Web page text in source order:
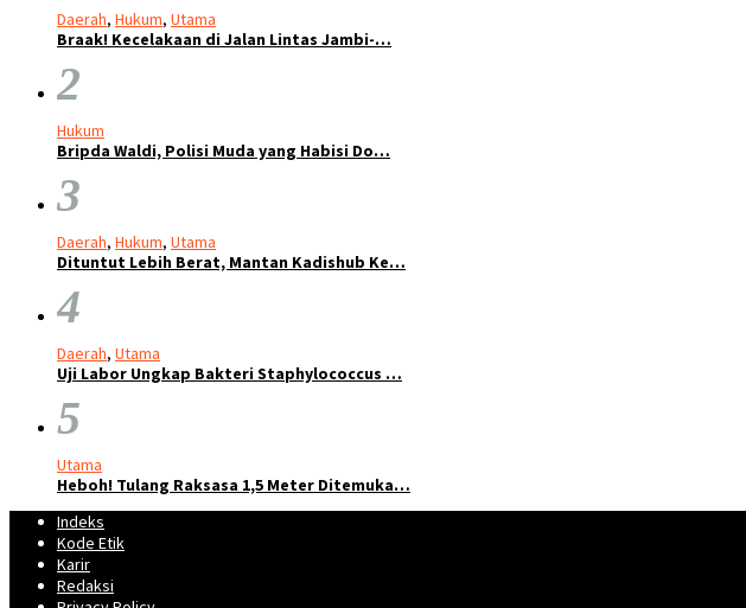
Daerah, Hukum, Utama
Braak! Kecelakaan di Jalan Lintas Jambi-…
2
Hukum
Bripda Waldi, Polisi Muda yang Habisi Do…
3
Daerah, Hukum, Utama
Dituntut Lebih Berat, Mantan Kadishub Ke…
4
Daerah, Utama
Uji Labor Ungkap Bakteri Staphylococcus …
5
Utama
Heboh! Tulang Raksasa 1,5 Meter Ditemuka…
Indeks
Kode Etik
Karir
Redaksi